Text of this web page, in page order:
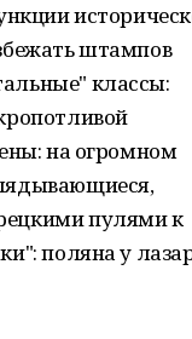
штампов
классы:
на огромном
пулями к
поляна у